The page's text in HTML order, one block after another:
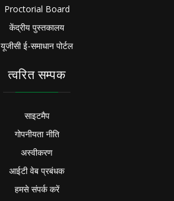
Proctorial Board
केंद्रीय पुस्तकालय
यूजीसी ई-समाधान पोर्टल
त्वरित सम्पक
साइटमैप
गोपनीयता नीति
अस्वीकरण
आईटी वेब प्रबंधक
हमसे संपर्क करें